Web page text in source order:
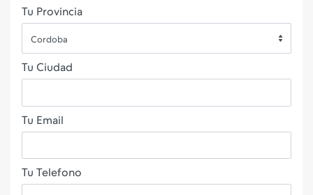
Tu Provincia
Cordoba
Tu Ciudad
Tu Email
Tu Telefono